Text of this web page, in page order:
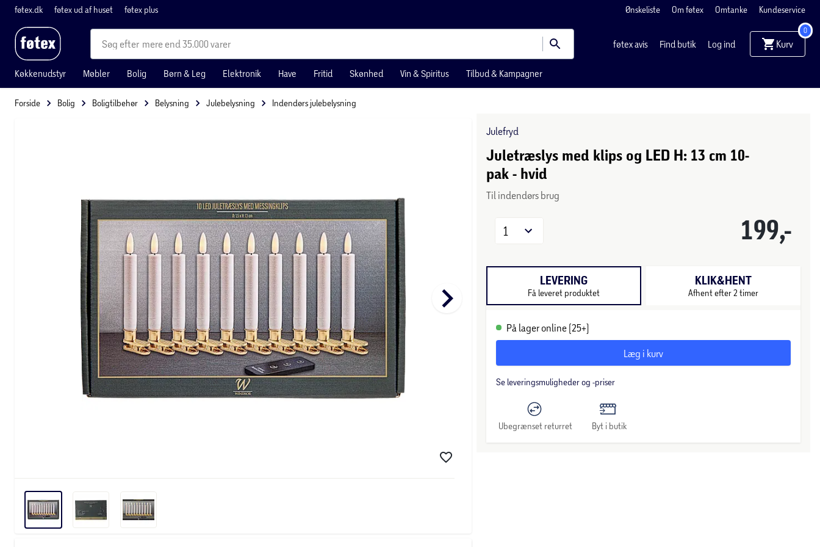
føtex.dk føtex ud af huset føtex plus Ønskeliste Om føtex Omtanke Kundeservice
mere end 35.000 varer føtex avis Find butik Log ind Kurv
0
Køkkenudstyr Møbler Bolig Børn & Leg Elektronik Have Fritid Skønhed Vin & Spiritus Tilbud & Kampagner
Forside Bolig Boligtilbehør Belysning Julebelysning Indendørs julebelysning
keyboard_arrow_right
Julefryd
Juletræslys med klips og LED H: 13 cm 10-
pak - hvid
Til indendørs brug
199,-
1
LEVERING
Få leveret produktet
KLIK&HENT
Afhent efter 2 timer
På lager online (25+)
Læg i kurv
Se leveringsmuligheder og -priser
Ubegrænset returret Byt i butik